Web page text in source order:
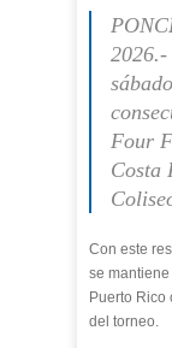
2026.-
Four
Costa
Con este
se
Puerto Rico
del torneo.